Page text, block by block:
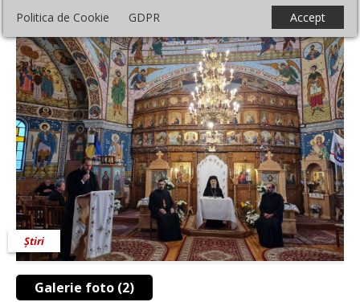
Politica de Cookie GDPR Accept
Galerie foto (2)
Știri